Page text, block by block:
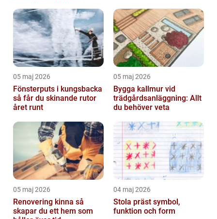
05 maj 2026
Fönsterputs i kungsbacka
så får du skinande rutor
året runt
05 maj 2026
Bygga kallmur vid
trädgårdsanläggning: Allt
du behöver veta
05 maj 2026
Renovering kinna så
skapar du ett hem som
04 maj 2026
Stola präst symbol,
funktion och form